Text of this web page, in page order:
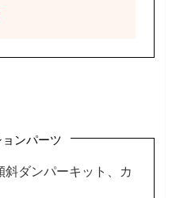
ンパーツ
斜ダンパーキット、カ